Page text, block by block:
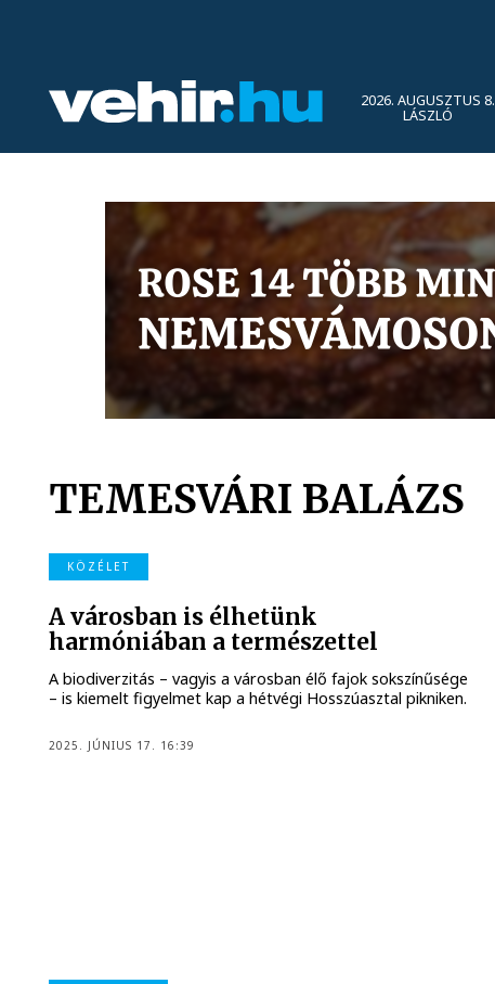
2026. AUGUSZTUS 8.
LÁSZLÓ
TEMESVÁRI BALÁZS
KÖZÉLET
A városban is élhetünk
harmóniában a természettel
A biodiverzitás – vagyis a városban élő fajok sokszínűsége
– is kiemelt figyelmet kap a hétvégi Hosszúasztal pikniken.
2025. JÚNIUS 17. 16:39